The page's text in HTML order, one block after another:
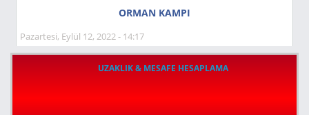
ORMAN KAMPI
Pazartesi, Eylül 12, 2022 - 14:17
UZAKLIK & MESAFE HESAPLAMA